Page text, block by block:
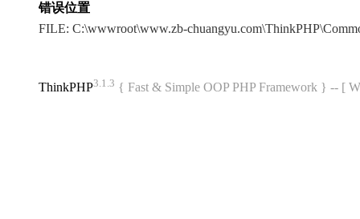
错误位置
FILE: C:\wwwroot\www.zb-
ThinkPHP3.1.3 { Fast & Simple OOP PHP Framework } -- [